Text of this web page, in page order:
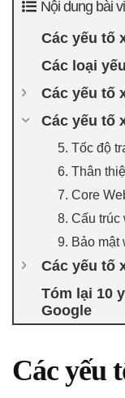
Nội dung bài
Các yếu tố
Các loại
Các yếu tố
Các yếu tố
5. Tốc độ
6. Thân
7. Core
8. Cấu trúc
9. Bảo mật
Các yếu tố
Tóm lại 10
Google
Các yếu